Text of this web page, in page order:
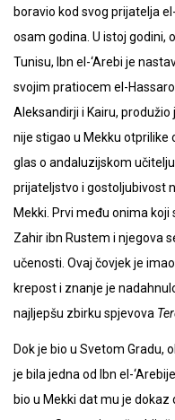
boravio kod svog prijatelja
osam godina. U istoj godini,
Tunisu, Ibn el-‘Arebi je
svojim pratiocem el-
Aleksandirji i Kairu,
nije stigao u Mekku otprilike
glas o andaluzijskom
prijateljstvo i gostoljubivost
Mekki. Prvi među onima koji
Zahir ibn Rustem i njegova
učenosti. Ovaj čovjek je
krepost i znanje je
najljepšu zbirku spjevova
Dok je bio u Svetom Gradu,
je bila jedna od Ibn el-
bio u Mekki dat mu je